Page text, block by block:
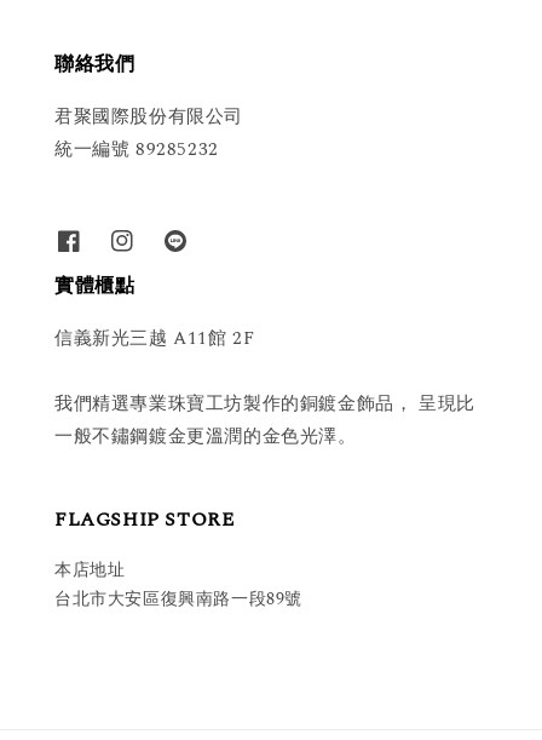
聯絡我們
君聚國際股份有限公司
統一編號 89285232
實體櫃點
信義新光三越 A11館 2F
我們精選專業珠寶工坊製作的銅鍍金飾品， 呈現比
一般不鏽鋼鍍金更溫潤的金色光澤。
FLAGSHIP STORE
本店地址
台北市大安區復興南路一段89號